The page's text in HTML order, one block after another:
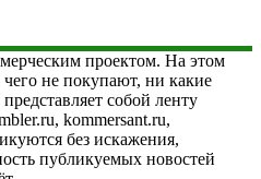
проектом. На этом
не покупают, ни какие
собой ленту
kommersant.ru,
без искажения,
публикуемых новостей